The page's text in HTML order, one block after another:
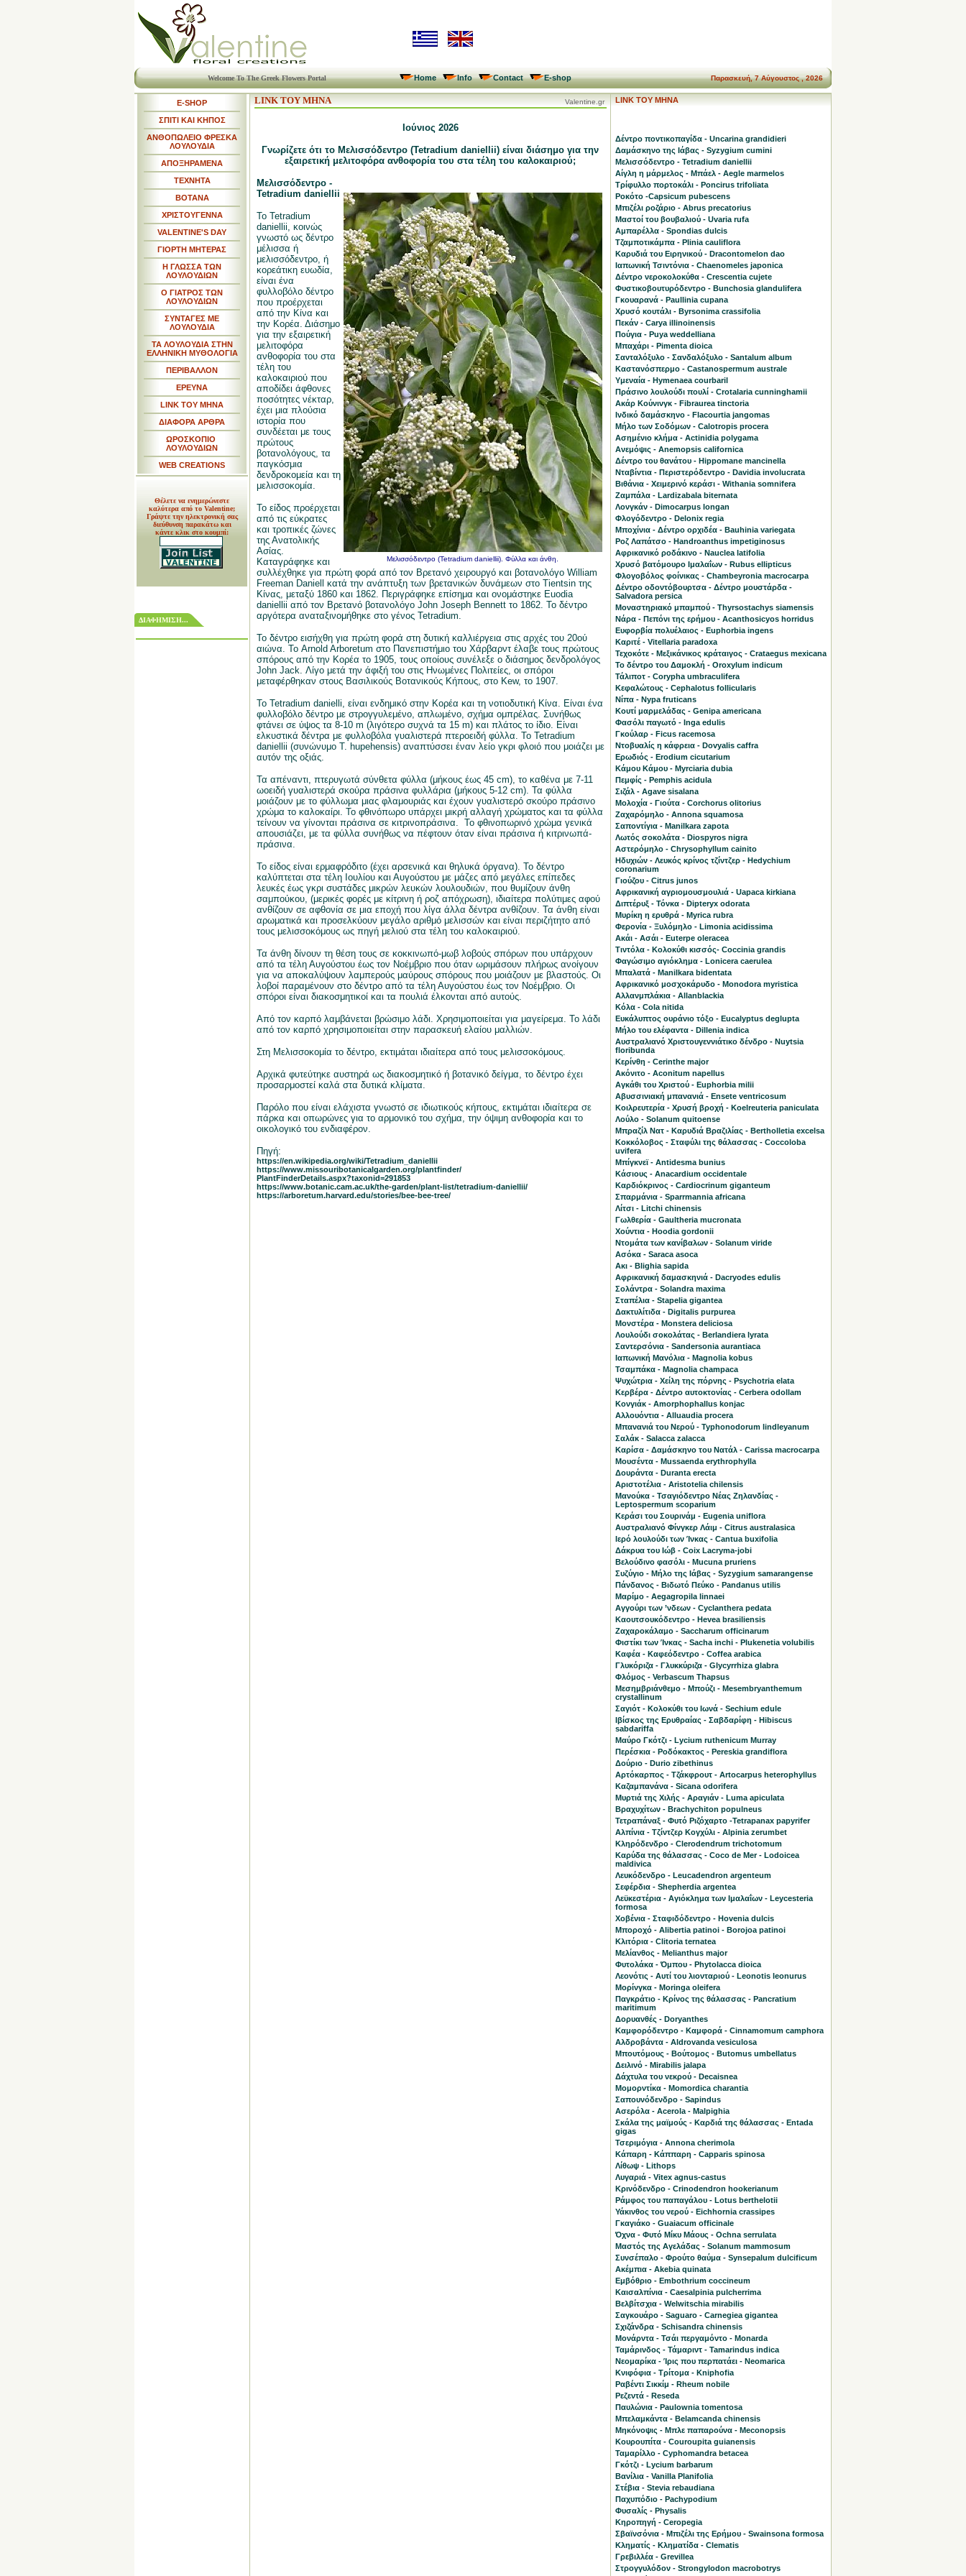
Welcome To The Greek Flowers Portal Home Info Contact E-shop Παρασκευή, 7 Αύγουστος , 2026
E-SHOP
ΣΠΙΤΙ ΚΑΙ ΚΗΠΟΣ
ΑΝΘΟΠΩΛΕΙΟ ΦΡΕΣΚΑ
ΛΟΥΛΟΥΔΙΑ
ΑΠΟΞΗΡΑΜΕΝΑ
ΤΕΧΝΗΤΑ
ΒΟΤΑΝΑ
ΧΡΙΣΤΟΥΓΕΝΝΑ
VALENTINE'S DAY
ΓΙΟΡΤΗ ΜΗΤΕΡΑΣ
Η ΓΛΩΣΣΑ ΤΩΝ
ΛΟΥΛΟΥΔΙΩΝ
Ο ΓΙΑΤΡΟΣ ΤΩΝ
ΛΟΥΛΟΥΔΙΩΝ
ΣΥΝΤΑΓΕΣ ΜΕ
ΛΟΥΛΟΥΔΙΑ
ΤΑ ΛΟΥΛΟΥΔΙΑ ΣΤΗΝ
ΕΛΛΗΝΙΚΗ ΜΥΘΟΛΟΓΙΑ
ΠΕΡΙΒΑΛΛΟΝ
ΕΡΕΥΝΑ
LINK TOY MHNA
ΔΙΑΦΟΡΑ ΑΡΘΡΑ
ΩΡΟΣΚΟΠΙΟ
ΛΟΥΛΟΥΔΙΩΝ
WEB CREATIONS
Θέλετε να ενημερώνεστε
καλύτερα από το Valentine;
Γράψτε την ηλεκτρονική σας
διεύθυνση παρακάτω και
κάντε κλικ στο κουμπί:
ΔΙΑΦΗΜΙΣΗ...
LINK ΤΟΥ ΜΗΝΑ Valentine.gr
Ιούνιος 2026
Γνωρίζετε ότι το Μελισσόδεντρο (Tetradium daniellii) είναι διάσημο για την
εξαιρετική μελιτοφόρα ανθοφορία του στα τέλη του καλοκαιριού;
Μελισσόδεντρο (Tetradium daniellii). Φύλλα και άνθη.
Μελισσόδεντρο -
Tetradium daniellii
Το Tetradium
daniellii, κοινώς
γνωστό ως δέντρο
μέλισσα ή
μελισσόδεντρο, ή
κορεάτικη ευωδία,
είναι ένα
φυλλοβόλο δέντρο
που προέρχεται
από την Κίνα και
την Κορέα. Διάσημο
για την εξαιρετική
μελιτοφόρα
ανθοφορία του στα
τέλη του
καλοκαιριού που
αποδίδει άφθονες
ποσότητες νέκταρ,
έχει μια πλούσια
ιστορία που
συνδέεται με τους
πρώτους
βοτανολόγους, τα
παγκόσμια
δενδροκομεία και τη
μελισσοκομία.
Το είδος προέρχεται
από τις εύκρατες
και τροπικές ζώνες
της Ανατολικής
Ασίας.
Καταγράφηκε και
συλλέχθηκε για πρώτη φορά από τον Βρετανό χειρουργό και βοτανολόγο William
Freeman Daniell κατά την ανάπτυξη των βρετανικών δυνάμεων στο Tientsin της
Κίνας, μεταξύ 1860 και 1862. Περιγράφηκε επίσημα και ονομάστηκε Euodia
daniellii από τον Βρετανό βοτανολόγο John Joseph Bennett το 1862. Το δέντρο
αργότερα αναταξινομήθηκε στο γένος Tetradium.
Το δέντρο εισήχθη για πρώτη φορά στη δυτική καλλιέργεια στις αρχές του 20ού
αιώνα. Το Arnold Arboretum στο Πανεπιστήμιο του Χάρβαρντ έλαβε τους πρώτους
σπόρους από την Κορέα το 1905, τους οποίους συνέλεξε ο διάσημος δενδρολόγος
John Jack. Λίγο μετά την άφιξή του στις Ηνωμένες Πολιτείες, οι σπόροι
μεταφέρθηκαν στους Βασιλικούς Βοτανικούς Κήπους, στο Kew, το 1907.
Το Tetradium danielli, είναι ενδημικό στην Κορέα και τη νοτιοδυτική Κίνα. Είναι ένα
φυλλοβόλο δέντρο με στρογγυλεμένο, απλωμένο, σχήμα ομπρέλας. Συνήθως
φτάνει σε ύψος τα 8-10 m (λιγότερο συχνά τα 15 m) και πλάτος το ίδιο. Είναι
ελκυστικά δέντρα με φυλλοβόλα γυαλιστερά πτεροειδή φύλλα. Το Tetradium
daniellii (συνώνυμο T. hupehensis) αναπτύσσει έναν λείο γκρι φλοιό που μοιάζει με
αυτόν της οξιάς.
Τα απέναντι, πτερυγωτά σύνθετα φύλλα (μήκους έως 45 cm), το καθένα με 7-11
ωοειδή γυαλιστερά σκούρα πράσινα φυλλάρια (μήκους 5-12 cm). Τα φύλλα
μοιάζουν με το φύλλωμα μιας φλαμουριάς και έχουν γυαλιστερό σκούρο πράσινο
χρώμα το καλοκαίρι. Το φθινόπωρο υπάρχει μικρή αλλαγή χρώματος και τα φύλλα
τείνουν να γίνονται πράσινα σε κιτρινοπράσινα. Το φθινοπωρινό χρώμα γενικά
απουσιάζει, με τα φύλλα συνήθως να πέφτουν όταν είναι πράσινα ή κιτρινωπά-
πράσινα.
Το είδος είναι ερμαφρόδιτο (έχει αρσενικά και θηλυκά όργανα). Το δέντρο
καλύπτεται στα τέλη Ιουλίου και Αυγούστου με μάζες από μεγάλες επίπεδες
λευκές έως γκρι συστάδες μικρών λευκών λουλουδιών, που θυμίζουν άνθη
σαμπούκου, (μερικές φορές με κίτρινη ή ροζ απόχρωση), ιδιαίτερα πολύτιμες αφού
ανθίζουν σε αφθονία σε μια εποχή που λίγα άλλα δέντρα ανθίζουν. Τα άνθη είναι
αρωματικά και προσελκύουν μεγάλο αριθμό μελισσών και είναι περιζήτητο από
τους μελισσοκόμους ως πηγή μελιού στα τέλη του καλοκαιριού.
Τα άνθη δίνουν τη θέση τους σε κοκκινωπό-μωβ λοβούς σπόρων που υπάρχουν
από τα τέλη Αυγούστου έως τον Νοέμβριο που όταν ωριμάσουν πλήρως ανοίγουν
για να αποκαλύψουν λαμπερούς μαύρους σπόρους που μοιάζουν με βλαστούς. Οι
λοβοί παραμένουν στο δέντρο από τα τέλη Αυγούστου έως τον Νοέμβριο. Οι
σπόροι είναι διακοσμητικοί και τα πουλιά έλκονται από αυτούς.
Από τον καρπό λαμβάνεται βρώσιμο λάδι. Χρησιμοποιείται για μαγείρεμα. Το λάδι
από τον καρπό χρησιμοποιείται στην παρασκευή ελαίου μαλλιών.
Στη Μελισσοκομία το δέντρο, εκτιμάται ιδιαίτερα από τους μελισσοκόμους.
Αρχικά φυτεύτηκε αυστηρά ως διακοσμητικό ή βοτανικό δείγμα, το δέντρο έχει
προσαρμοστεί καλά στα δυτικά κλίματα.
Παρόλο που είναι ελάχιστα γνωστό σε ιδιωτικούς κήπους, εκτιμάται ιδιαίτερα σε
πάρκα και οπωρώνες για το αρμονικό του σχήμα, την όψιμη ανθοφορία και το
οικολογικό του ενδιαφέρον.
Πηγή:
https://en.wikipedia.org/wiki/Tetradium_daniellii
https://www.missouribotanicalgarden.org/plantfinder/
PlantFinderDetails.aspx?taxonid=291853
https://www.botanic.cam.ac.uk/the-garden/plant-list/tetradium-daniellii/
https://arboretum.harvard.edu/stories/bee-bee-tree/
LINK ΤΟΥ ΜΗΝΑ
Δέντρο ποντικοπαγίδα - Uncarina grandidieri
Δαμάσκηνο της Ιάβας - Syzygium cumini
Μελισσόδεντρο - Tetradium daniellii
Αίγλη η μάρμελος - Μπάελ - Aegle marmelos
Τρίφυλλο πορτοκάλι - Poncirus trifoliata
Ροκότο -Capsicum pubescens
Μπιζέλι ροζάριο - Abrus precatorius
Μαστοί του βουβαλιού - Uvaria rufa
Αμπαρέλλα - Spondias dulcis
Τζαμποτικάμπα - Plinia cauliflora
Καρυδιά του Ειρηνικού - Dracontomelon dao
Ιαπωνική Τσιντόνια - Chaenomeles japonica
Δέντρο νεροκολοκύθα - Crescentia cujete
Φυστικοβουτυρόδεντρο - Bunchosia glandulifera
Γκουαρανά - Paullinia cupana
Χρυσό κουτάλι - Byrsonima crassifolia
Πεκάν - Carya illinoinensis
Πούγια - Puya weddelliana
Μπαχάρι - Pimenta dioica
Σανταλόξυλο - Σανδαλόξυλο - Santalum album
Καστανόσπερμο - Castanospermum australe
Υμεναία - Hymenaea courbaril
Πράσινο λουλούδι πουλί - Crotalaria cunninghamii
Ακάρ Κούνινγκ - Fibraurea tinctoria
Ινδικό δαμάσκηνο - Flacourtia jangomas
Μήλο των Σοδόμων - Calotropis procera
Ασημένιο κλήμα - Actinidia polygama
Ανεμόψις - Anemopsis californica
Δέντρο του θανάτου - Hippomane mancinella
Νταβίντια - Περιστερόδεντρο - Davidia involucrata
Βιθάνια - Χειμερινό κεράσι - Withania somnifera
Ζαμπάλα - Lardizabala biternata
Λονγκάν - Dimocarpus longan
Φλογόδεντρο - Delonix regia
Μποχίνια - Δέντρο ορχιδέα - Bauhinia variegata
Ροζ Λαπάτσο - Handroanthus impetiginosus
Αφρικανικό ροδάκινο - Nauclea latifolia
Χρυσό βατόμουρο Ιμαλαΐων - Rubus ellipticus
Φλογοβόλος φοίνικας - Chambeyronia macrocarpa
Δέντρο οδοντόβουρτσα - Δέντρο μουστάρδα -
Salvadora persica
Μοναστηριακό μπαμπού - Thyrsostachys siamensis
Νάρα - Πεπόνι της ερήμου - Acanthosicyos horridus
Ευφορβία πολυέλαιος - Euphorbia ingens
Καριτέ - Vitellaria paradoxa
Τεχοκότε - Μεξικάνικος κράταιγος - Crataegus mexicana
Το δέντρο του Δαμοκλή - Oroxylum indicum
Τάλιποτ - Corypha umbraculifera
Κεφαλώτους - Cephalotus follicularis
Νίπα - Nypa fruticans
Κουτί μαρμελάδας - Genipa americana
Φασόλι παγωτό - Inga edulis
Γκούλαρ - Ficus racemosa
Ντοβυαλίς η κάφρεια - Dovyalis caffra
Ερωδιός - Erodium cicutarium
Κάμου Κάμου - Myrciaria dubia
Πεμφίς - Pemphis acidula
Σιζάλ - Agave sisalana
Μολοχία - Γιούτα - Corchorus olitorius
Ζαχαρόμηλο - Annona squamosa
Σαποντίγια - Manilkara zapota
Λωτός σοκολάτα - Diospyros nigra
Αστερόμηλο - Chrysophyllum cainito
Ηδυχιών - Λευκός κρίνος τζίντζερ - Hedychium
coronarium
Γιούζου - Citrus junos
Αφρικανική αγριομουσμουλιά - Uapaca kirkiana
Διπτέρυξ - Τόνκα - Dipteryx odorata
Μυρίκη η ερυθρά - Myrica rubra
Φερονία - Ξυλόμηλο - Limonia acidissima
Ακάι - Ασάι - Euterpe oleracea
Τιντόλα - Κολοκύθι κισσός- Coccinia grandis
Φαγώσιμο αγιόκλημα - Lonicera caerulea
Μπαλατά - Manilkara bidentata
Αφρικανικό μοσχοκάρυδο - Monodora myristica
Αλλανμπλάκια - Allanblackia
Κόλα - Cola nitida
Ευκάλυπτος ουράνιο τόξο - Eucalyptus deglupta
Μήλο του ελέφαντα - Dillenia indica
Αυστραλιανό Χριστουγεννιάτικο δένδρο - Nuytsia
floribunda
Κερίνθη - Cerinthe major
Ακόνιτο - Aconitum napellus
Αγκάθι του Χριστού - Euphorbia milii
Αβυσσινιακή μπανανιά - Ensete ventricosum
Κοιλρευτερία - Χρυσή βροχή - Koelreuteria paniculata
Λούλο - Solanum quitoense
Mπραζίλ Νατ - Καρυδιά Βραζιλίας - Bertholletia excelsa
Κοκκόλοβος - Σταφύλι της θάλασσας - Coccoloba
uvifera
Μπίγκνεϊ - Antidesma bunius
Κάσιους - Anacardium occidentale
Καρδιόκρινος - Cardiocrinum giganteum
Σπαρμάνια - Sparrmannia africana
Λίτσι - Litchi chinensis
Γωλθερία - Gaultheria mucronata
Χούντια - Hoodia gordonii
Ντομάτα των κανίβαλων - Solanum viride
Ασόκα - Saraca asoca
Aκι - Blighia sapida
Αφρικανική δαμασκηνιά - Dacryodes edulis
Σολάντρα - Solandra maxima
Σταπέλια - Stapelia gigantea
Δακτυλίτιδα - Digitalis purpurea
Μονστέρα - Monstera deliciosa
Λουλούδι σοκολάτας - Berlandiera lyrata
Σαντερσόνια - Sandersonia aurantiaca
Ιαπωνική Μανόλια - Magnolia kobus
Τσαμπάκα - Magnolia champaca
Ψυχώτρια - Χείλη της πόρνης - Psychotria elata
Κερβέρα - Δέντρο αυτοκτονίας - Cerbera odollam
Κονγιάκ - Amorphophallus konjac
Αλλουόντια - Alluaudia procera
Μπανανιά του Νερού - Typhonodorum lindleyanum
Σαλάκ - Salacca zalacca
Καρίσα - Δαμάσκηνο του Νατάλ - Carissa macrocarpa
Μουσέντα - Mussaenda erythrophylla
Δουράντα - Duranta erecta
Αριστοτέλια - Aristotelia chilensis
Μανούκα - Τσαγιόδεντρο Νέας Ζηλανδίας -
Leptospermum scoparium
Κεράσι του Σουρινάμ - Eugenia uniflora
Αυστραλιανό Φίνγκερ Λάιμ - Citrus australasica
Ιερό λουλούδι των Ίνκας - Cantua buxifolia
Δάκρυα του Ιώβ - Coix Lacryma-jobi
Βελούδινο φασόλι - Mucuna pruriens
Συζύγιο - Μήλο της Ιάβας - Syzygium samarangense
Πάνδανος - Βιδωτό Πεύκο - Pandanus utilis
Μαρίμο - Aegagropila linnaei
Αγγούρι των ’νδεων - Cyclanthera pedata
Καουτσουκόδεντρο - Hevea brasiliensis
Ζαχαροκάλαμο - Saccharum officinarum
Φιστίκι των Ίνκας - Sacha inchi - Plukenetia volubilis
Καφέα - Καφεόδεντρο - Coffea arabica
Γλυκόριζα - Γλυκκύριζα - Glycyrrhiza glabra
Φλόμος - Verbascum Thapsus
Μεσημβριάνθεμο - Μπούζι - Mesembryanthemum
crystallinum
Σαγιότ - Κολοκύθι του Ιωνά - Sechium edule
Ιβίσκος της Ερυθραίας - Σαβδαρίφη - Hibiscus
sabdariffa
Μαύρο Γκότζι - Lycium ruthenicum Murray
Περέσκια - Ροδόκακτος - Pereskia grandiflora
Δούριο - Durio zibethinus
Αρτόκαρπος - Τζάκφρουτ - Artocarpus heterophyllus
Καζαμπανάνα - Sicana odorifera
Μυρτιά της Χιλής - Αραγιάν - Luma apiculata
Βραχυχίτων - Brachychiton populneus
Τετραπάναξ - Φυτό Ριζόχαρτο -Tetrapanax papyrifer
Αλπίνια - Τζίντζερ Κογχύλι - Alpinia zerumbet
Κληρόδενδρο - Clerodendrum trichotomum
Καρύδα της θάλασσας - Coco de Mer - Lodoicea
maldivica
Λευκόδενδρο - Leucadendron argenteum
Σεφέρδια - Shepherdia argentea
Λεϋκεστέρια - Αγιόκλημα των Ιμαλαΐων - Leycesteria
formosa
Χοβένια - Σταφιδόδεντρο - Hovenia dulcis
Μποροχό - Alibertia patinoi - Borojoa patinoi
Κλιτόρια - Clitoria ternatea
Μελίανθος - Melianthus major
Φυτολάκα - Όμπου - Phytolacca dioica
Λεονότις - Αυτί του λιονταριού - Leonotis leonurus
Μορίνγκα - Moringa oleifera
Παγκράτιο - Κρίνος της θάλασσας - Pancratium
maritimum
Δορυανθές - Doryanthes
Καμφορόδεντρο - Καμφορά - Cinnamomum camphora
Αλδροβάντα - Aldrovanda vesiculosa
Μπουτόμους - Βούτομος - Butomus umbellatus
Δειλινό - Mirabilis jalapa
Δάχτυλα του νεκρού - Decaisnea
Μομορντίκα - Momordica charantia
Σαπουνόδενδρο - Sapindus
Ασερόλα - Acerola - Malpighia
Σκάλα της μαϊμούς - Καρδιά της θάλασσας - Entada
gigas
Τσεριμόγια - Annona cherimola
Κάπαρη - Κάππαρη - Capparis spinosa
Λίθωψ - Lithops
Λυγαριά - Vitex agnus-castus
Κρινόδενδρο - Crinodendron hookerianum
Ράμφος του παπαγάλου - Lotus berthelotii
Υάκινθος του νερού - Eichhornia crassipes
Γκαγιάκο - Guaiacum officinale
Όχνα - Φυτό Μίκυ Μάους - Ochna serrulata
Μαστός της Αγελάδας - Solanum mammosum
Συνσέπαλο - Φρούτο θαύμα - Synsepalum dulcificum
Ακέμπια - Akebia quinata
Eμβόθριο - Embothrium coccineum
Καισαλπίνια - Caesalpinia pulcherrima
Βελβίτσχια - Welwitschia mirabilis
Σαγκουάρο - Saguaro - Carnegiea gigantea
Σχιζάνδρα - Schisandra chinensis
Μονάρντα - Τσάι περγαμόντο - Monarda
Ταμάρινδος - Τάμαριντ - Tamarindus indica
Νεομαρίκα - Ίρις που περπατάει - Neomarica
Κνιφόφια - Τρίτομα - Kniphofia
Ραβέντι Σικκίμ - Rheum nobile
Ρεζεντά - Reseda
Παυλώνια - Paulownia tomentosa
Μπελαμκάντα - Belamcanda chinensis
Μηκόνοψις - Μπλε παπαρούνα - Meconopsis
Κουρουπίτα - Couroupita guianensis
Ταμαρίλλο - Cyphomandra betacea
Γκότζι - Lycium barbarum
Βανίλια - Vanilla Planifolia
Στέβια - Stevia rebaudiana
Παχυπόδιο - Pachypodium
Φυσαλίς - Physalis
Κηροπηγή - Ceropegia
Σβαϊνσόνια - Μπιζέλι της Ερήμου - Swainsona formosa
Κληματίς - Κληματίδα - Clematis
Γρεβιλλέα - Grevillea
Στρογγυλόδον - Strongylodon macrobotrys